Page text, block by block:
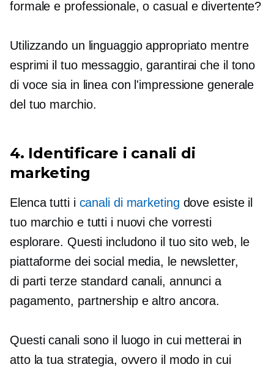
formale e professionale, o casual e divertente?
Utilizzando un linguaggio appropriato mentre
esprimi il tuo messaggio, garantirai che il tono
di voce sia in linea con l'impressione generale
del tuo marchio.
4. Identificare i canali di
marketing
Elenca tutti i canali di marketing dove esiste il
tuo marchio e tutti i nuovi che vorresti
esplorare. Questi includono il tuo sito web, le
piattaforme dei social media, le newsletter,
di parti terze standard canali, annunci a
pagamento, partnership e altro ancora.
Questi canali sono il luogo in cui metterai in
atto la tua strategia, ovvero il modo in cui